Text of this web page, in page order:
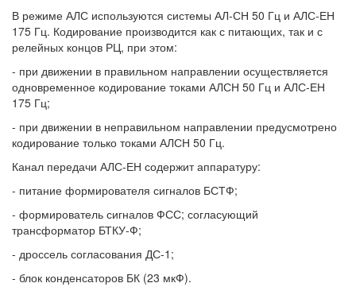
В режиме АЛС используются системы АЛ-СН 50 Гц и АЛС-ЕН
175 Гц. Кодирование производится как с питающих, так и с
релейных концов РЦ, при этом:
- при движении в правильном направлении осуществляется
одновременное кодирование токами АЛСН 50 Гц и АЛС-ЕН
175 Гц;
- при движении в неправильном направлении предусмотрено
кодирование только токами АЛСН 50 Гц.
Канал передачи АЛС-ЕН содержит аппаратуру:
- питание формирователя сигналов БСТФ;
- формирователь сигналов ФСС; согласующий
трансформатор БТКУ-Ф;
- дроссель согласования ДС-1;
- блок конденсаторов БК (23 мкФ).